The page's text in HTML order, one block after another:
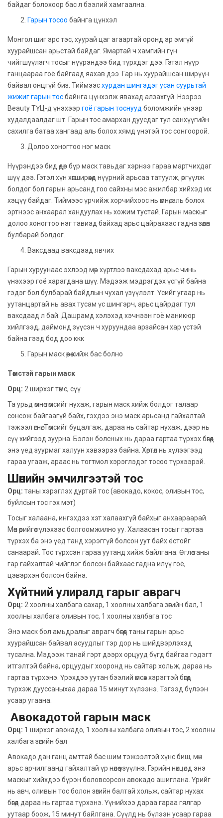
байдаг болохоор бас л бээлий хамгаална.
Гарын тосоо байнга цүнхэл
Монгол шиг эрс тэс, хуурай цаг агаартай оронд эр эмгүй
хуурайшсан арьстай байдаг. Ямартай ч хамгийн гүн
чийгшүүлэгч тосыг нүүрэндээ бид түрхдэг дээ. Гэтэл нүүр
ганцаараа гоё байгаад яахав дээ. Гар нь хуурайшсан ширүүн
байвал онцгүй биз. Тиймээсхурдан шингэдэг усан суурьтай
жижиг гарын тосбайнга цүнхэлж явахад алзахгүй. Нээрээ
Beauty ТҮЦ-д үнэхээр гоё гарын тоснууд боломжийн үнээр
худалдаалдаг шт. Гарын тос амархан дуусдаг тул санхүүгийн
сахилга батаа хангаад аль болох хямд үнэтэй тос сонгоорой.
Долоо хоногтоо нэг маск
Нүүрэндээ бид өдөр бүр маск тавьдаг хэрнээ гараа мартчихдаг
шүү дээ. Гэтэл хүн хөгширөхөд нүүрний арьсаа татуулж, өргүүлж
болдог бол гарын арьсанд гоо сайхны мэс ажилбар хийхэд их
хэцүү байдаг. Тиймээс үрчийж хорчийхоос нь өмнө, аль болох
эртнээс анхаарал хандуулах нь хожим тустай. Гарын маскыг
долоо хоногтоо нэг тавиад байхад арьс цайрахаас гадна зөөлөн
булбарай болдог.
Ваксдаад ваксдаад явчих
Гарын хуруунаас эхлээд мөр хүртлээ ваксдахад арьс чинь
үнэхээр гоё харагдана шүү. Мэдээж мэдрэгдэх үсгүй байна
гэдэг бол булбарай байдлын чухал үзүүлэлт. Үсийг угаар нь
уутанцартай нь авах тусам үс шингэрч, арьс цайрдаг тул
ваксдаад л бай. Дашрамд хэлэхэд хэчнээн гоё маникюр
хийлгээд, даймонд зүүсэн ч хуруундаа арзайсан хар үстэй
байна гээд бод доо ккк
Гарын маск өөрөө хийж бас болно
Төмстэй гарын маск
Орц: 2 ширхэг төмс, сүү
Та урьд өмнө төмсийг нухаж, гарын маск хийж болдог талаар
сонсож байгаагүй байх, гэхдээ энэ маск арьсанд гайхалтай
тэжээл өгнө. Төмсийг буцалгаж, дараа нь сайтар нухаж, дээр нь
сүү хийгээд зуурна. Бэлэн болсных нь дараа гартаа түрхэх бөгөөд
энэ үед зуурмаг халуун хэвээрээ байна. Хөртөл нь хүлээгээд
гараа угааж, араас нь тогтмол хэрэглэдэг тосоо түрхээрэй.
Шөнийн эмчилгээтэй тос
Орц: таны хэрэглэх дуртай тос (авокадо, кокос, оливын тос,
буйлсын тос гэх мэт)
Тосыг халаана, ингэхдээ хэт халаахгүй байхыг анхаараарай.
Мөн өөрийгөө түлэхээс болгоомжилно уу. Халаасан тосыг гартаа
түрхэх ба энэ үед танд хэрэггүй болсон уут байх ёстойг
санаарай. Тос түрхсэн гараа уутанд хийж байлгана. Өглөө таны
гар гайхалтай чийглэг болсон байхаас гадна илүү гоё,
цэвэрхэн болсон байна.
Хүйтний улиралд гарыг аврагч
Орц: 2 хоолны халбага сахар, 1 хоолны халбага зөгийн бал, 1
хоолны халбага оливын тос, 1 хоолны халбага тос
Энэ маск бол амьдралыг аврагч бөгөөд таны гарын арьс
хуурайшсан байвал асуудлыг тэр дор нь шийдвэрлэхэд
тусална. Мэдээж танай гэрт дээрх орцууд бүгд байгаа гэдэгт
итгэлтэй байна, орцуудыг хооронд нь сайтар хольж, дараа нь
гартаа түрхэнэ. Үрэхдээ уутан бээлий өмсөх хэрэгтэй бөгөөд
түрхэж дууссаныхаа дараа 15 минут хүлээнэ. Тэгээд бүлээн
усаар угаана.
Авокадотой гарын маск
Орц: 1 ширхэг авокадо, 1 хоолны халбага оливын тос, 2 хоолны
халбага зөгийн бал
Авокадо дан ганц амттай бас шим тэжээлтэй хүнс биш, мөн
арьс арчилгаанд гайхалтай үр нөлөө үзүүлнэ. Гэрийн нөхцөлд энэ
маскыг хийхдээ бүрэн боловсорсон авокадо ашиглана. Үрийг
нь авч, оливын тос болон зөгийн балтай хольж, сайтар нухах
бөгөөд дараа нь гартаа түрхэнэ. Үүнийхээ дараа гараа гялгар
уутаар боож, 15 минут байлгана. Сүүлд нь бүлээн усаар гараа